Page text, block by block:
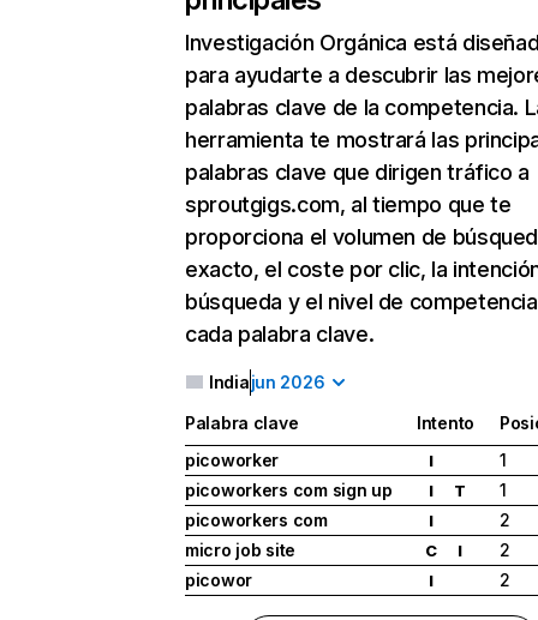
Investigación Orgánica está
para ayudarte a descubrir las
palabras clave de la competencia.
herramienta te mostrará las
palabras clave que dirigen tráfico a
sproutgigs.com, al tiempo que te
proporciona el volumen de
exacto, el coste por clic, la
búsqueda y el nivel de
cada palabra clave.
Indiajun 2026
Palabra clave Intento
picoworker
I
1
picoworkers com sign up
I T
1
picoworkers com
I
2
micro job site
C I
2
picowor
I 2